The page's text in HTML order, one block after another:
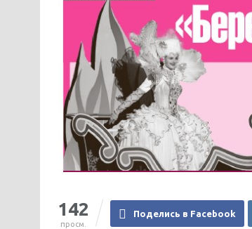
142
просм.
Поделись в Facebook